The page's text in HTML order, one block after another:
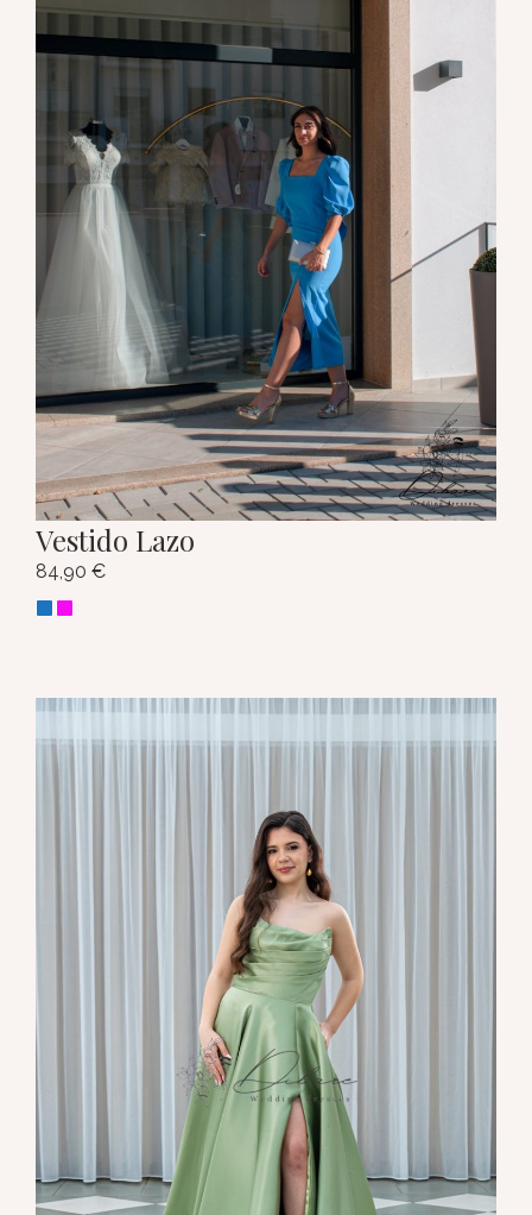
Vestido Lazo
84,90 €